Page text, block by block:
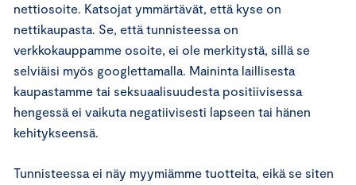
nettiosoite. Katsojat ymmärtävät, että kyse on
nettikaupasta. Se, että tunnisteessa on
verkkokauppamme osoite, ei ole merkitystä, sillä se
selviäisi myös googlettamalla. Maininta laillisesta
kaupastamme tai seksuaalisuudesta positiivisessa
hengessä ei vaikuta negatiivisesti lapseen tai hänen
kehitykseensä.
Tunnisteessa ei näy myymiämme tuotteita, eikä se siten